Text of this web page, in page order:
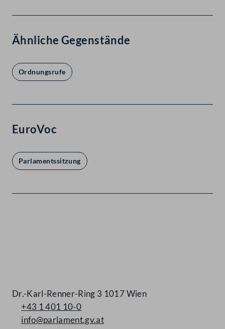
Ähnliche Gegenstände
Ordnungsrufe
EuroVoc
Parlamentssitzung
Dr.-Karl-Renner-Ring 3 1017 Wien
+43 1 401 10-0
info@parlament.gv.at